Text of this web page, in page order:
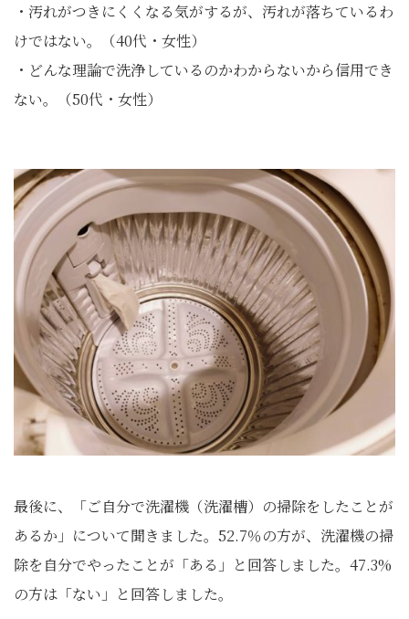
・汚れがつきにくくなる気がするが、汚れが落ちているわ
けではない。（40代・女性）
・どんな理論で洗浄しているのかわからないから信用でき
ない。（50代・女性）
最後に、「ご自分で洗濯機（洗濯槽）の掃除をしたことが
あるか」について聞きました。52.7％の方が、洗濯機の掃
除を自分でやったことが「ある」と回答しました。47.3%
の方は「ない」と回答しました。